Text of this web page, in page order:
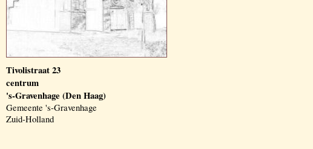
Tivolistraat 23
centrum
's-Gravenhage (Den Haag)
Gemeente 's-Gravenhage
Zuid-Holland